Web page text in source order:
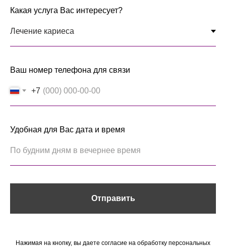
Какая услуга Вас интересует?
Ваш номер телефона для связи
+7
Удобная для Вас дата и время
Отправить
Нажимая на кнопку, вы даете согласие на обработку персональных